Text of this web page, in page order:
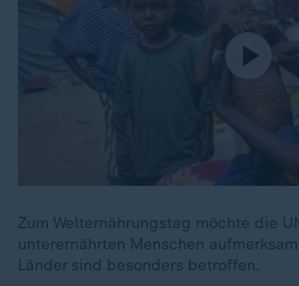
Zum Welternährungstag möchte die
unterernährten Menschen
Länder sind besonders betroffen.